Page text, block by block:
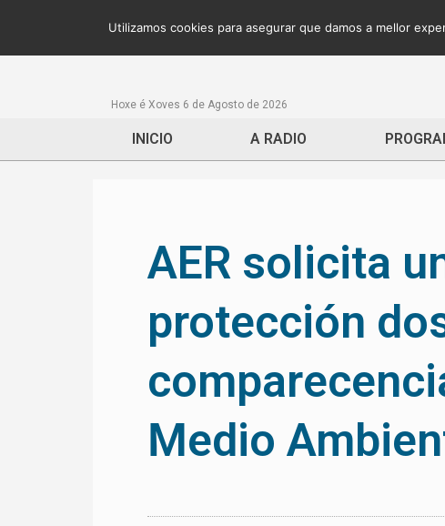
Hoxe é Xoves 6 de Agosto de 2026
INICIO A RADIO
AER solicita
protección
Medio
Utilizamos cookies para asegurar que damos a mellor